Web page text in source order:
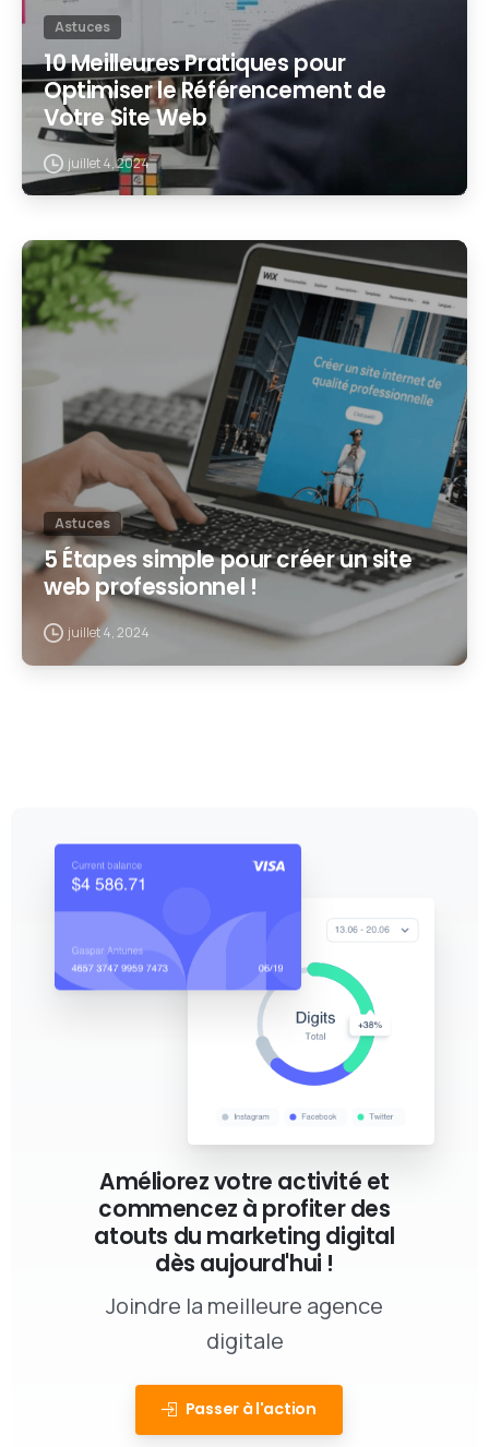
Astuces
10 Meilleures Pratiques pour
Optimiser le Référencement de
Votre Site Web
juillet 4, 2024
2
Astuces
5 Étapes simple pour créer un site
web professionnel !
juillet 4, 2024
Améliorez votre activité et
commencez à profiter des
atouts du marketing digital
dès aujourd'hui !
Joindre la meilleure agence
digitale
Passer à l'action